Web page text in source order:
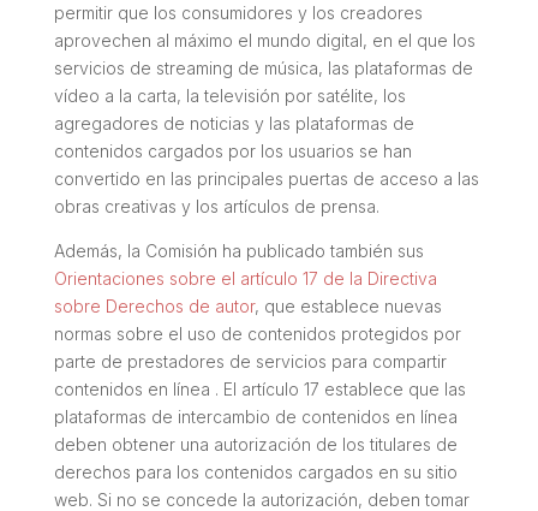
permitir que los consumidores y los creadores
aprovechen al máximo el mundo digital, en el que los
servicios de streaming de música, las plataformas de
vídeo a la carta, la televisión por satélite, los
agregadores de noticias y las plataformas de
contenidos cargados por los usuarios se han
convertido en las principales puertas de acceso a las
obras creativas y los artículos de prensa.
Además, la Comisión ha publicado también sus
Orientaciones sobre el artículo 17 de la Directiva
sobre Derechos de autor, que establece nuevas
normas sobre el uso de contenidos protegidos por
parte de prestadores de servicios para compartir
contenidos en línea . El artículo 17 establece que las
plataformas de intercambio de contenidos en línea
deben obtener una autorización de los titulares de
derechos para los contenidos cargados en su sitio
web. Si no se concede la autorización, deben tomar